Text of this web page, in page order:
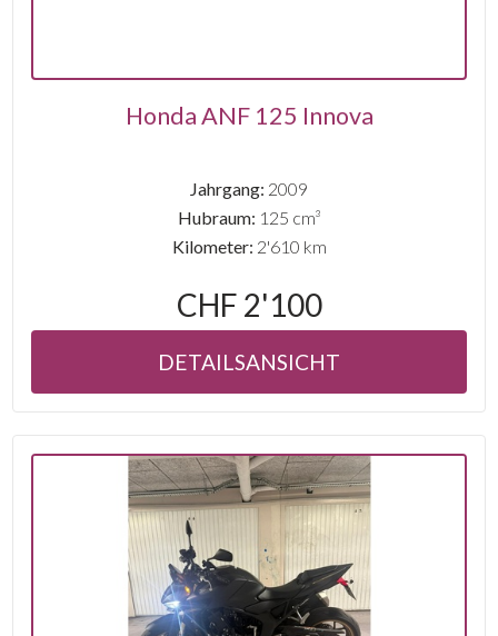
Honda ANF 125 Innova
Jahrgang: 2009
Hubraum: 125 cm³
Kilometer: 2'610 km
CHF 2'100
DETAILSANSICHT